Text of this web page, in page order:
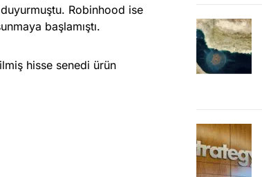
Robinhood ise
başlamıştı.
hisse senedi ürün